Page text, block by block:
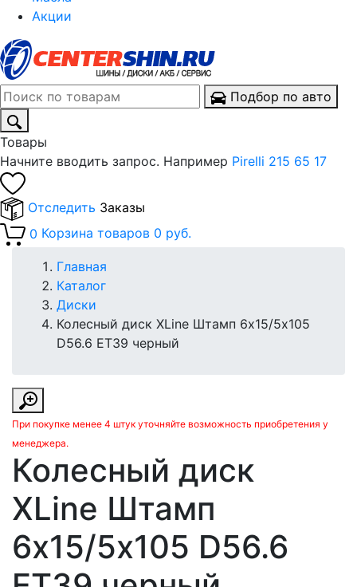
Акции
Подбор по авто
Товары
Начните вводить запрос. Например Pirelli 215 65 17
Отследить Заказы
0 Корзина товаров 0 руб.
Главная
Каталог
Диски
Колесный диск XLine Штамп 6х15/5х105
D56.6 ET39 черный
При покупке менее 4 штук уточняйте возможность приобретения у
менеджера.
Колесный диск
XLine Штамп
6х15/5х105 D56.6